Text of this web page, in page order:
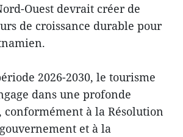
Ouest devrait créer de
de croissance durable pour
2026-2030, le tourisme
dans une profonde
à la Résolution
et à la